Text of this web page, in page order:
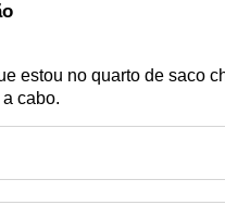
estou no quarto de saco
cabo.